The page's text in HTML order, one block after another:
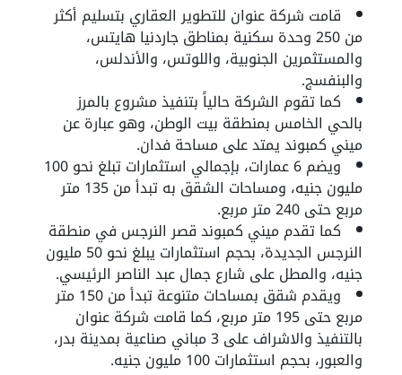
قامت شركة عنوان للتطوير العقاري بتسليم أكثر
من 250 وحدة سكنية بمناطق جاردنيا هايتس،
والمستثمرين الجنوبية، واللوتس، والأندلس،
والبنفسج.
كما تقوم الشركة حالياً بتنفيذ مشروع بالمرز
بالحي الخامس بمنطقة بيت الوطن، وهو عبارة عن
ميني كمبوند يمتد على مساحة فدان.
ويضم 6 عمارات، بإجمالي استثمارات تبلغ نحو 100
مليون جنيه، ومساحات الشقق به تبدأ من 135 متر
مربع حتى 240 متر مربع.
كما تقدم ميني كمبوند قصر النرجس في منطقة
النرجس الجديدة، بحجم استثمارات يبلغ نحو 50 مليون
جنيه، والمطل على شارع جمال عبد الناصر الرئيسي.
ويقدم شقق بمساحات متنوعة تبدأ من 150 متر
مربع حتى 195 متر مربع، كما قامت شركة عنوان
بالتنفيذ والاشراف على 3 مباني صناعية بمدينة بدر،
والعبور، بحجم استثمارات 100 مليون جنيه.